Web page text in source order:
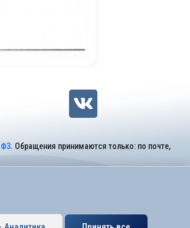
ФЗ. Обращения принимаются только: по почте,